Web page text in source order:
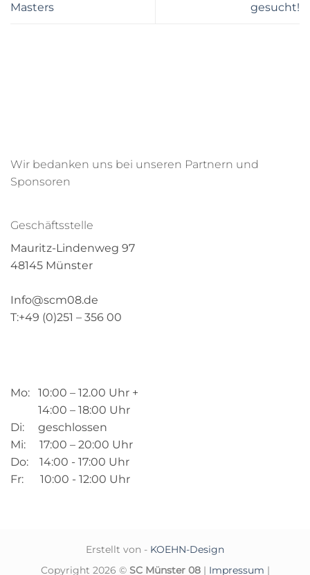
Masters
gesucht!
Wir bedanken uns bei unseren Partnern und
Sponsoren
Geschäftsstelle
Mauritz-Lindenweg 97
48145 Münster
Info@scm08.de
T:+49 (0)251 – 356 00
Mo: 10:00 – 12.00 Uhr +
14:00 – 18:00 Uhr
Di: geschlossen
Mi: 17:00 – 20:00 Uhr
Do: 14:00 - 17:00 Uhr
Fr: 10:00 - 12:00 Uhr
Erstellt von - KOEHN-Design
Copyright 2026 © SC Münster 08| Impressum |